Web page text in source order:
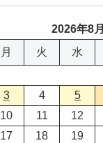
2026年8月
月 火 水
3 4 5
10 11 12
17 18 19